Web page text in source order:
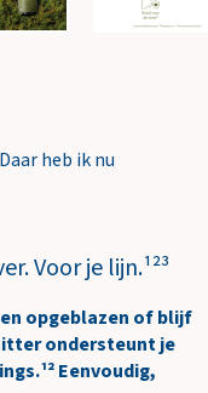
heb ik nu
Voor je lijn.¹²³
opgeblazen of blijf
ondersteunt je
Eenvoudig,